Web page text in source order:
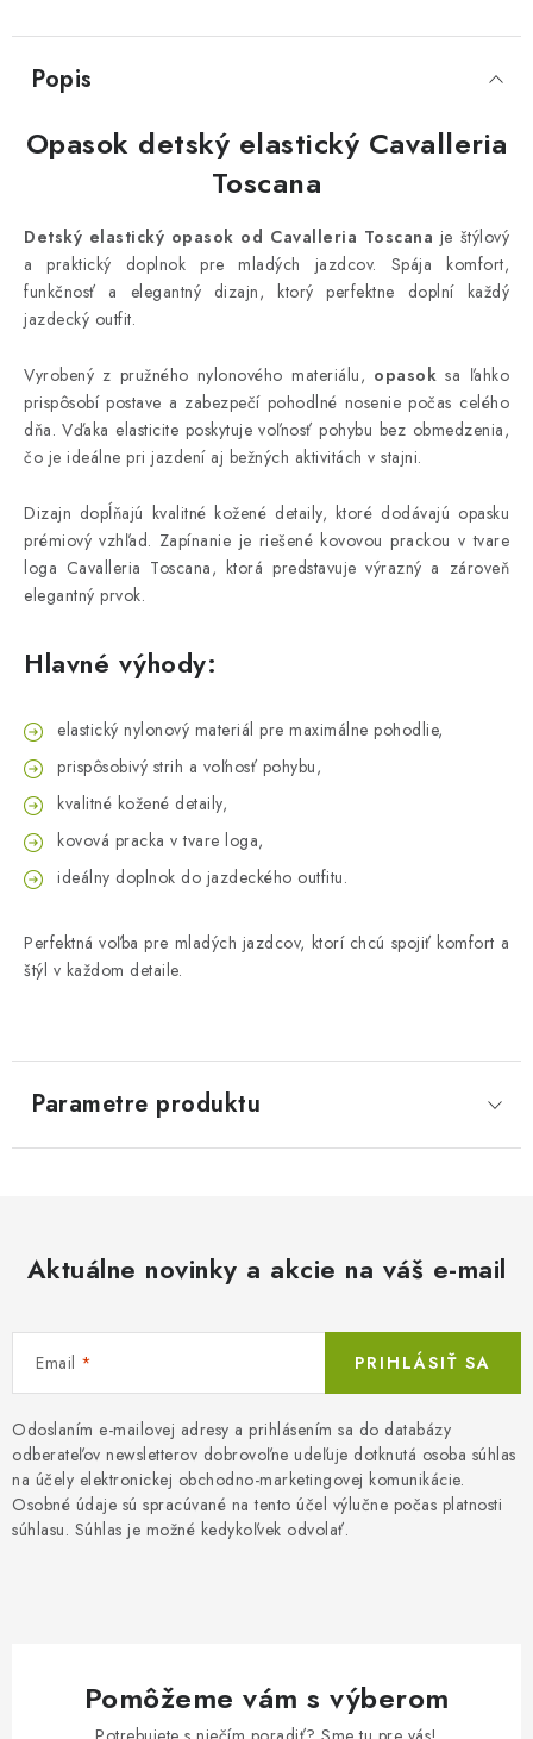
Popis
Opasok detský elastický Cavalleria
Toscana
Detský elastický opasok od Cavalleria Toscana je štýlový
a praktický doplnok pre mladých jazdcov. Spája komfort,
funkčnosť a elegantný dizajn, ktorý perfektne doplní každý
jazdecký outfit.
Vyrobený z pružného nylonového materiálu, opasok sa ľahko
prispôsobí postave a zabezpečí pohodlné nosenie počas celého
dňa. Vďaka elasticite poskytuje voľnosť pohybu bez obmedzenia,
čo je ideálne pri jazdení aj bežných aktivitách v stajni.
Dizajn dopĺňajú kvalitné kožené detaily, ktoré dodávajú opasku
prémiový vzhľad. Zapínanie je riešené kovovou prackou v tvare
loga Cavalleria Toscana, ktorá predstavuje výrazný a zároveň
elegantný prvok.
Hlavné výhody:
elastický nylonový materiál pre maximálne pohodlie,
prispôsobivý strih a voľnosť pohybu,
kvalitné kožené detaily,
kovová pracka v tvare loga,
ideálny doplnok do jazdeckého outfitu.
Perfektná voľba pre mladých jazdcov, ktorí chcú spojiť komfort a
štýl v každom detaile.
Parametre produktu
Aktuálne novinky a akcie na váš e-mail
Email
Odoslaním e-mailovej adresy a prihlásením sa do databázy
odberateľov newsletterov dobrovoľne udeľuje dotknutá osoba súhlas
na účely elektronickej obchodno-marketingovej komunikácie.
Osobné údaje sú spracúvané na tento účel výlučne počas platnosti
súhlasu. Súhlas je možné kedykoľvek odvolať.
PRIHLÁSIŤ SA
Pomôžeme vám s výberom